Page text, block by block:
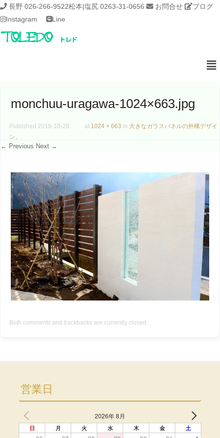
長野 026-266-9522松本|塩尻 0263-31-0656 お問合せ
ブログ
Instagram
Line
monchuu-uragawa-1024×663.jpg
Published 2018-10-28 at 1024 × 663 in 大きなガラスパネルの外構デザイ
ン。
← Previous Next →
Both comments and trackbacks are currently closed.
営業日
2026年 8月
日 月 火 水 木 金 土